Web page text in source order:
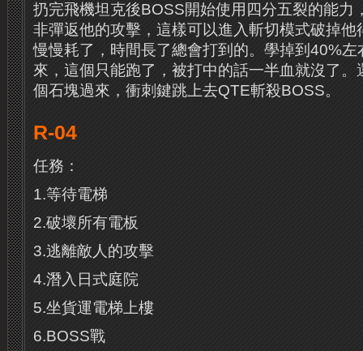
扔完飛機坦克後BOSS開始使用四分五裂的能力
非彈返他的攻擊，這樣可以進入斬切模式破掉他
慢慢耗了，時間長了總會打到的。學掉到40%
來，這個只能跑了，被打中的話一半血就沒了
個石塊過來，衝刺鍵跳上去QTE斬殺BOSS。
R-04
任務：
1.等待電梯
2.破壞所有電板
3.逃離敵人的攻擊
4.潛入日式庭院
5.坐貨運電梯上樓
6.BOSS戰